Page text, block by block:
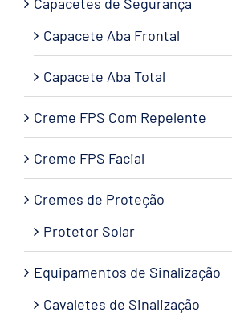
Capacete Aba Frontal
Capacete Aba Total
Creme FPS Com Repelente
Creme FPS Facial
Cremes de Proteção
Protetor Solar
Equipamentos de Sinalização
Cavaletes de Sinalização